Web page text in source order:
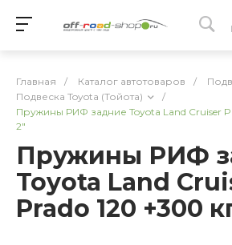
Главная / Каталог автотоваров /
Подвеска Toyota (Тойота)
/
Пружины РИФ задние Toyota Land Cruiser
2"
Пружины РИФ
Toyota Land
Prado 120 +300